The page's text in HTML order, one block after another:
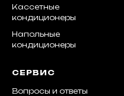
Кассетные
кондиционеры
Напольные
кондиционеры
СЕРВИС
Вопросы и ответы